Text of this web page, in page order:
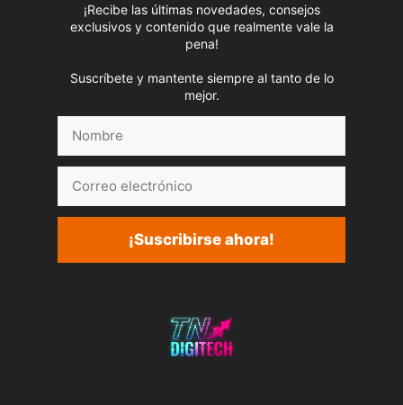
¡Recibe las últimas novedades, consejos
exclusivos y contenido que realmente vale la
pena!
Suscríbete y mantente siempre al tanto de lo
mejor.
electrónico
¡Suscribirse ahora!